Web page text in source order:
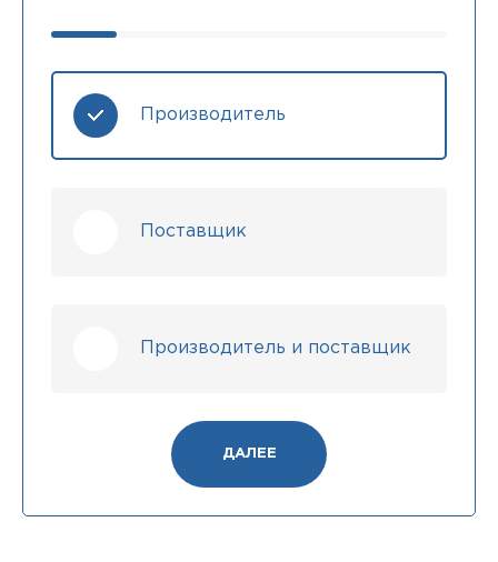
Производитель
Поставщик
Производитель и поставщик
ДАЛЕЕ